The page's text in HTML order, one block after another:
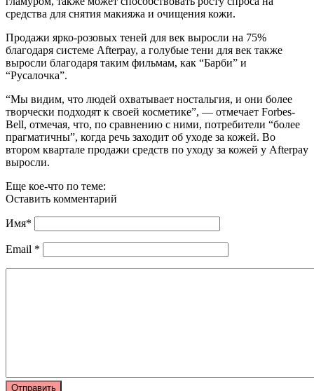
средства для снятия макияжа и очищения кожи.
Продажи ярко-розовых теней для век выросли на 75%
благодаря системе Afterpay, а голубые тени для век также
выросли благодаря таким фильмам, как “Барби” и
“Русалочка”.
“Мы видим, что людей охватывает ностальгия, и они более
творчески подходят к своей косметике”, — отмечает Forbes-
Bell, отмечая, что, по сравнению с ними, потребители “более
прагматичны”, когда речь заходит об уходе за кожей. Во
втором квартале продажи средств по уходу за кожей у Afterpay
выросли.
Еще кое-что по теме:
Оставить комментарий
Имя*
Email *